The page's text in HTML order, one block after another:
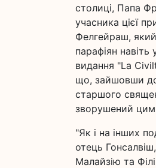
столиці, Папа
учасника цієї
Фелгейраш, який
парафіян
видання "La
що, зайшовши до
старшого
зворушений
"Як і на інших
отець
Малайзію та